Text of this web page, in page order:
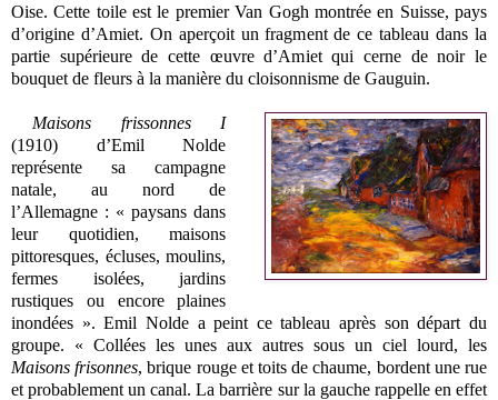
Oise. Cette toile est le premier Van Gogh montrée en Suisse, pays
d’origine d’Amiet. On aperçoit un fragment de ce tableau dans la
partie supérieure de cette œuvre d’Amiet qui cerne de noir le
bouquet de fleurs à la manière du cloisonnisme de Gauguin.
Maisons frissonnes I
(1910) d’Emil Nolde
représente sa campagne
natale, au nord de
l’Allemagne : « paysans dans
leur quotidien, maisons
pittoresques, écluses, moulins,
fermes isolées, jardins
rustiques ou encore plaines
inondées ». Emil Nolde a peint ce tableau après son départ du
groupe. « Collées les unes aux autres sous un ciel lourd, les
Maisons frisonnes, brique rouge et toits de chaume, bordent une rue
et probablement un canal. La barrière sur la gauche rappelle en effet